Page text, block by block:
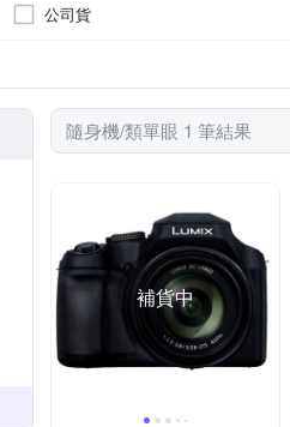
公司貨
隨身機/類單眼 1 筆結果
補貨中